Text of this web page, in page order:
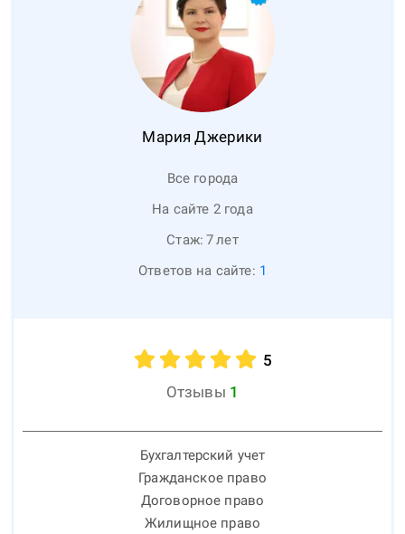
Мария Джерики
Все города
На сайте 2 года
Стаж: 7лет
Ответов на сайте: 1
5
Отзывы 1
Бухгалтерский учет
Гражданское право
Договорное право
Жилищное право